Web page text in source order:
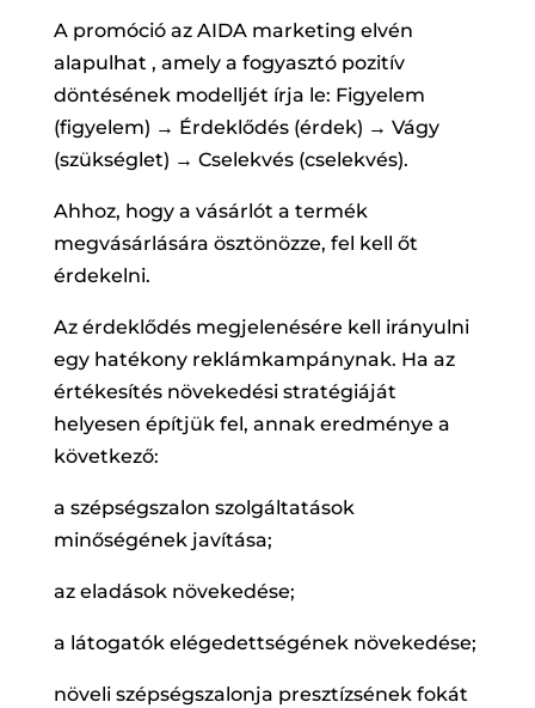
A promóció az AIDA marketing elvén
alapulhat , amely a fogyasztó pozitív
döntésének modelljét írja le: Figyelem
(figyelem) → Érdeklődés (érdek) → Vágy
(szükséglet) → Cselekvés (cselekvés).
Ahhoz, hogy a vásárlót a termék
megvásárlására ösztönözze, fel kell őt
érdekelni.
Az érdeklődés megjelenésére kell irányulni
egy hatékony reklámkampánynak. Ha az
értékesítés növekedési stratégiáját
helyesen építjük fel, annak eredménye a
következő:
a szépségszalon szolgáltatások
minőségének javítása;
az eladások növekedése;
a látogatók elégedettségének növekedése;
növeli szépségszalonja presztízsének fokát